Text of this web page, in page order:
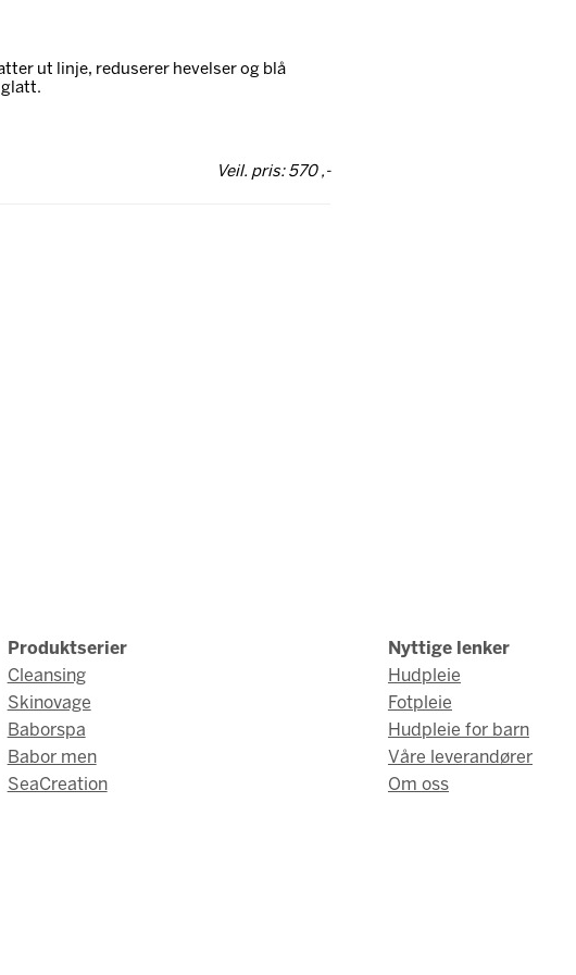
ut linje, reduserer hevelser og blå
Veil. pris: 570 ,-
Produktserier
Cleansing
Skinovage
Baborspa
Babor men
SeaCreation
Nyttige lenker
Hudpleie
Fotpleie
Hudpleie for barn
Våre leverandører
Om oss